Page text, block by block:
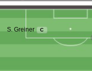
S. Greiner C